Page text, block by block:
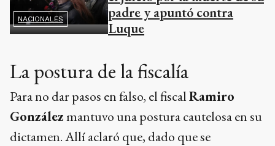
NACIONALES
padre y apuntó contra
Luque
La postura de la fiscalía
Para no dar pasos en falso, el fiscalRamiro
Gonzálezmantuvo una postura cautelosa en su
dictamen. Allí aclaró que, dado que se